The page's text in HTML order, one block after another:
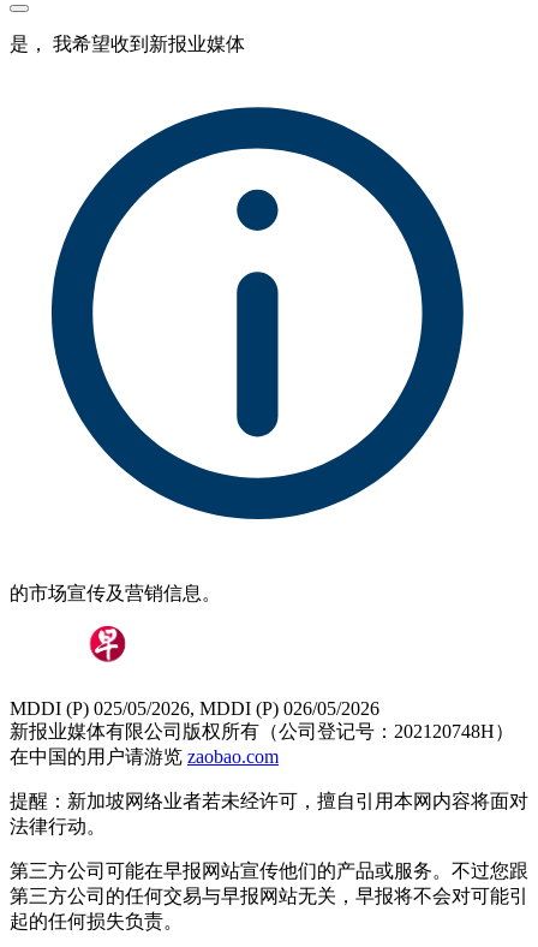
是， 我希望收到新报业媒体
的市场宣传及营销信息。
MDDI (P) 025/05/2026, MDDI (P) 026/05/2026
新报业媒体有限公司版权所有（公司登记号：202120748H）
在中国的用户请游览 zaobao.com
提醒：新加坡网络业者若未经许可，擅自引用本网内容将面对
法律行动。
第三方公司可能在早报网站宣传他们的产品或服务。不过您跟
第三方公司的任何交易与早报网站无关，早报将不会对可能引
起的任何损失负责。